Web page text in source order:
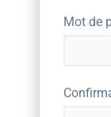
Mot de